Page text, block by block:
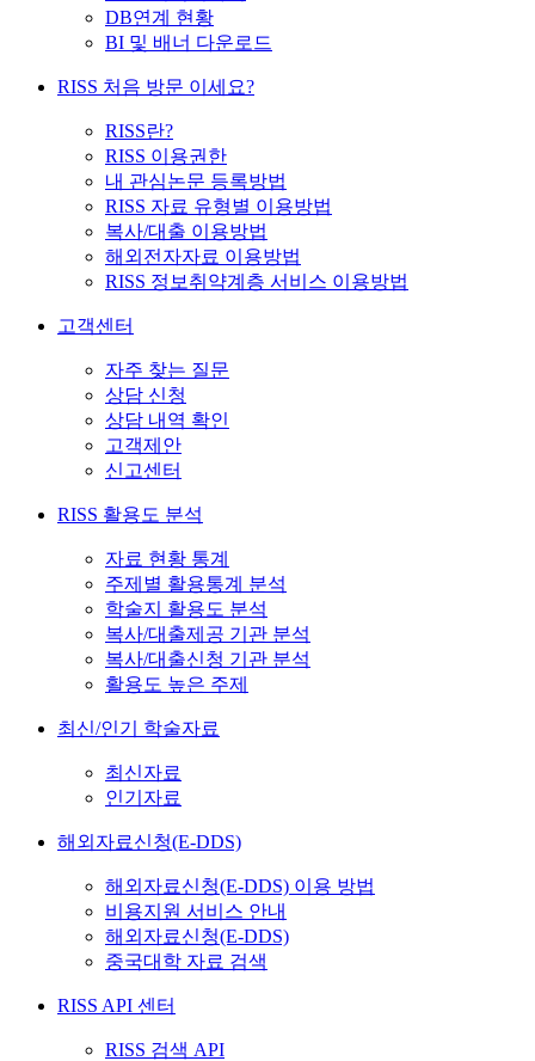
DB연계 현황
BI 및 배너 다운로드
RISS 처음 방문 이세요?
RISS란?
RISS 이용권한
내 관심논문 등록방법
RISS 자료 유형별 이용방법
복사/대출 이용방법
해외전자자료 이용방법
RISS 정보취약계층 서비스 이용방법
고객센터
자주 찾는 질문
상담 신청
상담 내역 확인
고객제안
신고센터
RISS 활용도 분석
자료 현황 통계
주제별 활용통계 분석
학술지 활용도 분석
복사/대출제공 기관 분석
복사/대출신청 기관 분석
활용도 높은 주제
최신/인기 학술자료
최신자료
인기자료
해외자료신청(E-DDS)
해외자료신청(E-DDS) 이용 방법
비용지원 서비스 안내
해외자료신청(E-DDS)
중국대학 자료 검색
RISS API 센터
RISS 검색 API